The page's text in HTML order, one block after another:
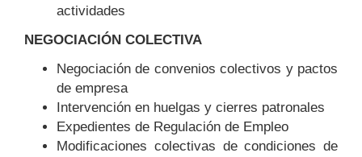
actividades
NEGOCIACIÓN COLECTIVA
Negociación de convenios colectivos y pactos
de empresa
Intervención en huelgas y cierres patronales
Expedientes de Regulación de Empleo
Modificaciones colectivas de condiciones de